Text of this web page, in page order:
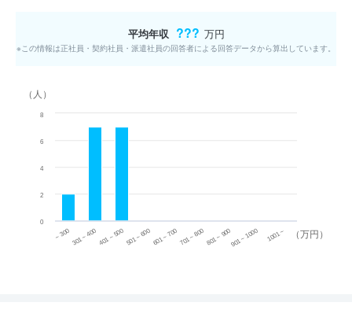
平均年収 ??? 万円
※この情報は正社員・契約社員・派遣社員の回答者による回答データから算出しています。
（万円）
（人）
~ 300 301 ~ 400 401 ~ 500501 ~ 600601 ~ 700701 ~ 800801 ~ 900901 ~ 1000 1001 ~
0
2
4
6
8